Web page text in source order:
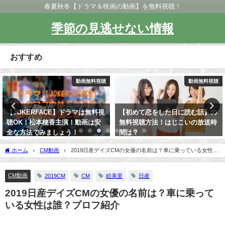
春夏秋冬【ドラマ＆映画の動画】を無料視聴！
季節の見逃せない情報
おすすめ
動画無料視聴
【JOKERFACE】ドラマは無料視
聴OK！松本穂香主演！動画は安
全な方法でみましょう！
動画無料視聴
【初めて恋をした日に読む話】の
無料視聴方法！はじこいの放送時
間は？
ホーム CM動画
2019日産デイズCMの女優の名前は？車に乗っている女性は
誰？プロフ紹介
CM動画 2019CM CM 絵美里 日産
2019日産デイズCMの女優の名前は？車に乗って
いる女性は誰？プロフ紹介